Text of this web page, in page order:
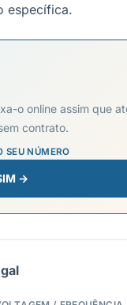
específica.
o online assim que
contrato.
SEU NÚMERO
→